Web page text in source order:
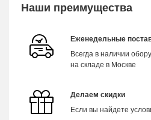
Наши преимущества
Еженедельные
Всегда в наличии
на складе в Москве
Делаем скидки
Если вы найдете